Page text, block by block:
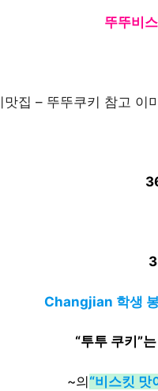
뚜뚜비
Changjian 학생
“투투 쿠키”
~의“비스킷 맛